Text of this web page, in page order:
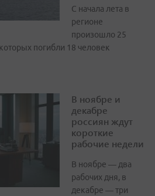
С начала лета в
регионе
произошло 25
погибли 18 человек
В ноябре и
декабре
россиян ждут
короткие
рабочие недели
В ноябре — два
рабочих дня, в
декабре — три